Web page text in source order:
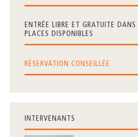
ENTRÉE LIBRE ET GRATUITE
PLACES DISPONIBLES
RÉSERVATION CONSEILLÉE
INTERVENANTS